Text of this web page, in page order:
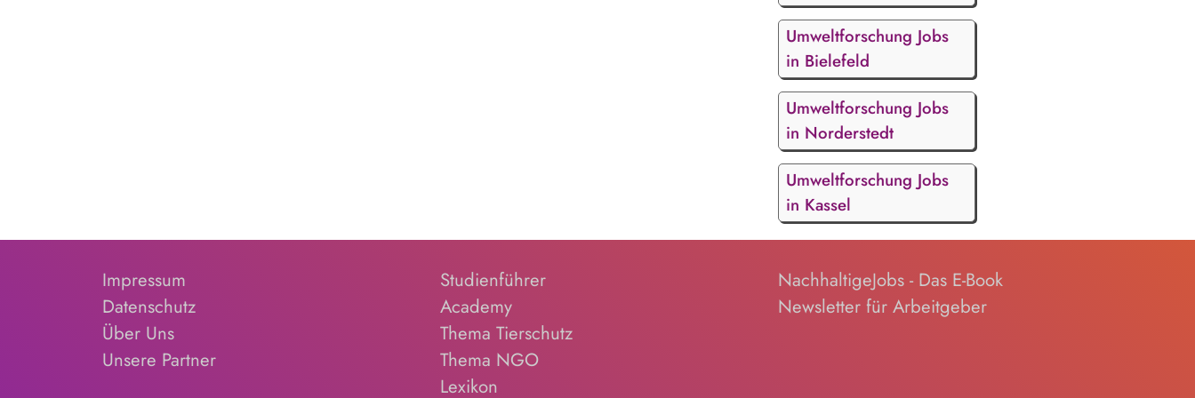
Umweltforschung Jobs
in Bielefeld
Umweltforschung Jobs
in Norderstedt
Umweltforschung Jobs
in Kassel
Impressum
Datenschutz
Über Uns
Unsere Partner
Studienführer
Academy
Thema Tierschutz
Thema NGO
Lexikon
NachhaltigeJobs - Das E-Book
Newsletter für Arbeitgeber